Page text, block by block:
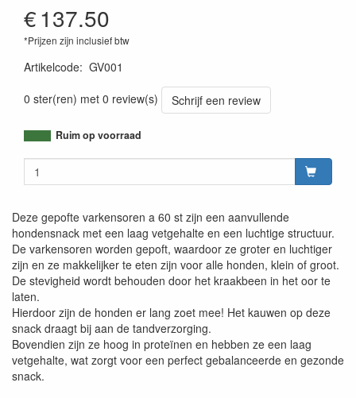
€137.50
*Prijzen zijn inclusief btw
Artikelcode: GV001
0 ster(ren) met 0 review(s)
Schrijf een review
Ruim op voorraad
Deze gepofte varkensoren a 60 st zijn een aanvullende
hondensnack met een laag vetgehalte en een luchtige structuur.
De varkensoren worden gepoft, waardoor ze groter en luchtiger
zijn en ze makkelijker te eten zijn voor alle honden, klein of groot.
De stevigheid wordt behouden door het kraakbeen in het oor te
laten.
Hierdoor zijn de honden er lang zoet mee! Het kauwen op deze
snack draagt bij aan de tandverzorging.
Bovendien zijn ze hoog in proteïnen en hebben ze een laag
vetgehalte, wat zorgt voor een perfect gebalanceerde en gezonde
snack.